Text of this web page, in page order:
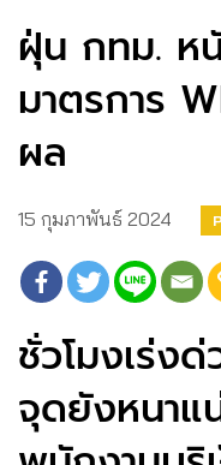
ฝุ่น กทม. ห
มาตรการ
ผล
15 กุมภาพันธ์ 2024
ชั่วโมงเร่ง
จุดยังหนาแ